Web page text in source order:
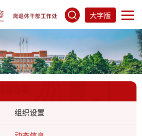
大字版
组织设置